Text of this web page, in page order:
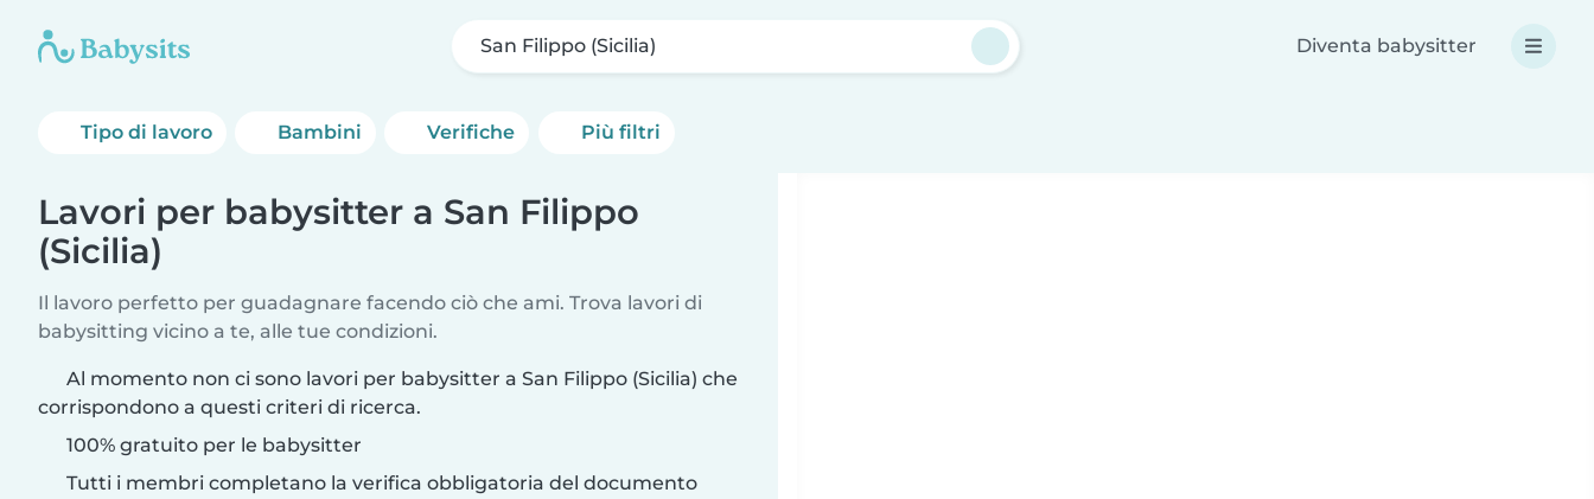
San Filippo (Sicilia) Diventa babysitter
Tipo di lavoro Bambini Verifiche Più filtri
Lavori per babysitter a San Filippo
(Sicilia)
Il lavoro perfetto per guadagnare facendo ciò che ami. Trova lavori di
babysitting vicino a te, alle tue condizioni.
Al momento non ci sono lavori per babysitter a San Filippo (Sicilia) che
corrispondono a questi criteri di ricerca.
100% gratuito per le babysitter
Tutti i membri completano la verifica obbligatoria del documento